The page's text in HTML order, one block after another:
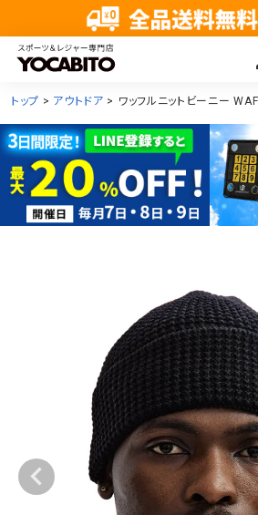
トップ アウトドア ワッフルニットビーニー